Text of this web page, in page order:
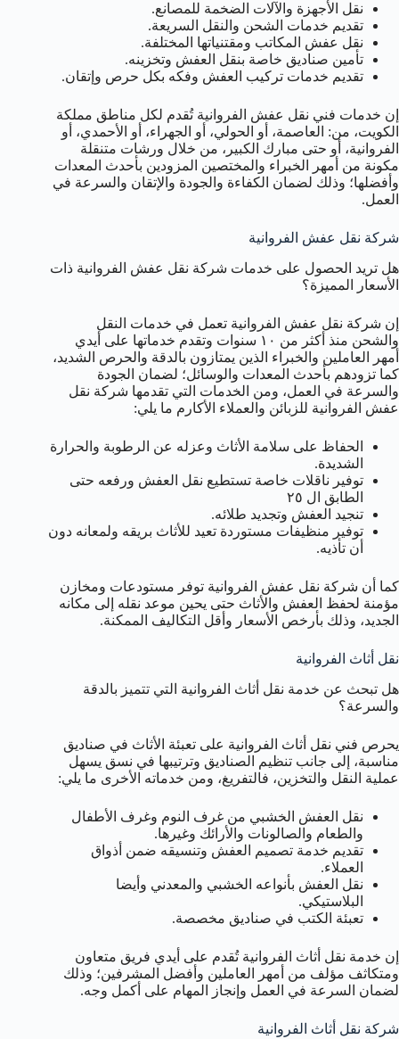
نقل الأجهزة والآلات الضخمة للمصانع.
تقديم خدمات الشحن والنقل السريعة.
نقل عفش المكاتب ومقتنياتها المختلفة.
تأمين صناديق خاصة بنقل العفش وتخزينه.
تقديم خدمات تركيب العفش وفكه بكل حرص وإتقان.
إن خدمات فني نقل عفش الفروانية تُقدم لكل مناطق مملكة
الكويت، من: العاصمة، أو الحولي، أو الجهراء، أو الأحمدي، أو
الفروانية، أو حتى مبارك الكبير، من خلال ورشات متنقلة
مكونة من أمهر الخبراء والمختصين المزودين بأحدث المعدات
وأفضلها؛ وذلك لضمان الكفاءة والجودة والإتقان والسرعة في
العمل.
شركة نقل عفش الفروانية
هل تريد الحصول على خدمات شركة نقل عفش الفروانية ذات
الأسعار المميزة؟
إن شركة نقل عفش الفروانية تعمل في خدمات النقل
والشحن منذ أكثر من ١٠ سنوات وتقدم خدماتها على أيدي
أمهر العاملين والخبراء الذين يمتازون بالدقة والحرص الشديد،
كما تزودهم بأحدث المعدات والوسائل؛ لضمان الجودة
والسرعة في العمل، ومن الخدمات التي تقدمها شركة نقل
عفش الفروانية للزبائن والعملاء الأكارم ما يلي:
الحفاظ على سلامة الأثاث وعزله عن الرطوبة والحرارة
الشديدة.
توفير ناقلات خاصة تستطيع نقل العفش ورفعه حتى
الطابق ال ٢٥
تنجيد العفش وتجديد طلائه.
توفير منظيفات مستوردة تعيد للأثاث بريقه ولمعانه دون
أن تأذيه.
كما أن شركة نقل عفش الفروانية توفر مستودعات ومخازن
مؤمنة لحفظ العفش والأثاث حتى يحين موعد نقله إلى مكانه
الجديد، وذلك بأرخص الأسعار وأقل التكاليف الممكنة.
نقل أثاث الفروانية
هل تبحث عن خدمة نقل أثاث الفروانية التي تتميز بالدقة
والسرعة؟
يحرص فني نقل أثاث الفروانية على تعبئة الأثاث في صناديق
مناسبة، إلى جانب تنظيم الصناديق وترتيبها في نسق يسهل
عملية النقل والتخزين، فالتفريغ، ومن خدماته الأخرى ما يلي:
نقل العفش الخشبي من غرف النوم وغرف الأطفال
والطعام والصالونات والأرائك وغيرها.
تقديم خدمة تصميم العفش وتنسيقه ضمن أذواق
العملاء.
نقل العفش بأنواعه الخشبي والمعدني وأيضا
البلاستيكي.
تعبئة الكتب في صناديق مخصصة.
إن خدمة نقل أثاث الفروانية تُقدم على أيدي فريق متعاون
ومتكاثف مؤلف من أمهر العاملين وأفضل المشرفين؛ وذلك
لضمان السرعة في العمل وإنجاز المهام على أكمل وجه.
شركة نقل أثاث الفروانية